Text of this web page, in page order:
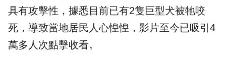
具有攻擊性，據悉目前已有2隻巨型犬被牠咬
死，導致當地居民人心惶惶，影片至今已吸引4
萬多人次點擊收看。